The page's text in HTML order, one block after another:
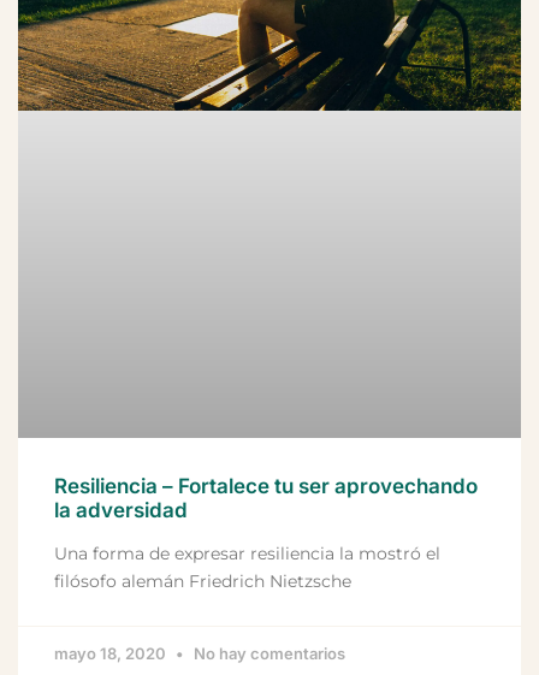
Resiliencia – Fortalece tu ser aprovechando
la adversidad
Una forma de expresar resiliencia la mostró el
filósofo alemán Friedrich Nietzsche
mayo 18, 2020 No hay comentarios